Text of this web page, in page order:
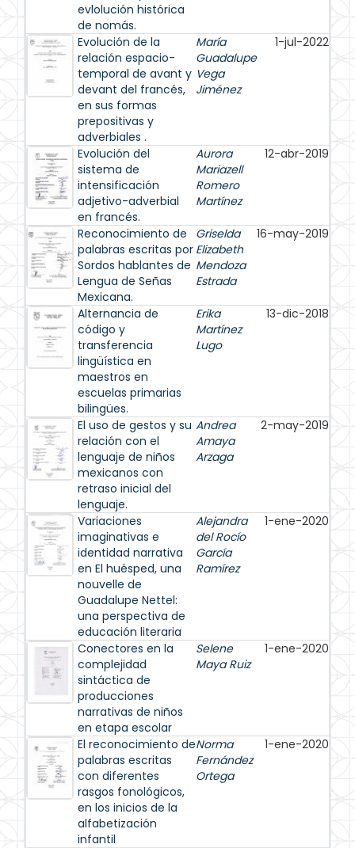
evlolución histórica
de nomás.
Evolución de la
relación espacio-
temporal de avant y
devant del francés,
en sus formas
prepositivas y
adverbiales .
María
Guadalupe
Vega
Jiménez
1-jul-2022
Evolución del
sistema de
intensificación
adjetivo-adverbial
en francés.
Aurora
Mariazell
Romero
Martínez
12-abr-2019
Reconocimiento de
palabras escritas por
Sordos hablantes de
Lengua de Señas
Mexicana.
Griselda
Elizabeth
Mendoza
Estrada
16-may-2019
Alternancia de
código y
transferencia
lingüística en
maestros en
escuelas primarias
bilingües.
Erika
Martínez
Lugo
13-dic-2018
El uso de gestos y su
relación con el
lenguaje de niños
mexicanos con
retraso inicial del
lenguaje.
Andrea
Amaya
Arzaga
2-may-2019
Variaciones
imaginativas e
identidad narrativa
en El huésped, una
nouvelle de
Guadalupe Nettel:
una perspectiva de
educación literaria
Alejandra
del Rocío
García
Ramírez
1-ene-2020
Conectores en la
complejidad
sintáctica de
producciones
narrativas de niños
en etapa escolar
Selene
Maya Ruiz
1-ene-2020
El reconocimiento de
palabras escritas
con diferentes
rasgos fonológicos,
en los inicios de la
alfabetización
infantil
Norma
Fernández
Ortega
1-ene-2020